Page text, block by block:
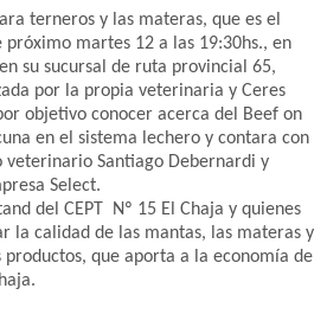
terneros y las materas, que es el
martes 12 a las 19:30hs., en
su sucursal de ruta provincial 65,
por la propia veterinaria y Ceres
objetivo conocer acerca del Beef on
en el sistema lechero y contara con
veterinario Santiago Debernardi y
Select.
del CEPT Nº 15 El Chaja y quienes
la calidad de las mantas, las materas y
que aporta a la economía de